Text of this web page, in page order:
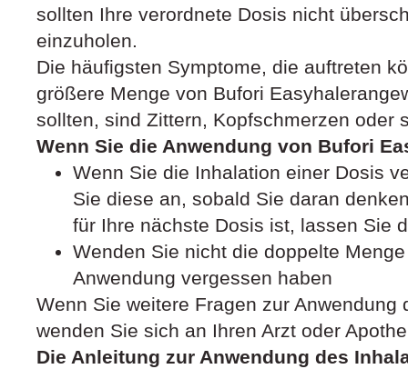
sollten Ihre verordnete Dosis nicht
einzuholen.
Die häufigsten Symptome, die auftreten
größere Menge von Bufori
sollten, sind Zittern, Kopfschmerzen oder
Wenn Sie die Anwendung von Bufori
Wenn Sie die Inhalation einer Dosis
Sie diese an, sobald Sie daran
für Ihre nächste Dosis ist, lassen Sie
Wenden Sie nicht die doppelte
Anwendung vergessen haben
Wenn Sie weitere Fragen zur Anwendung
wenden Sie sich an Ihren Arzt oder
Die Anleitung zur Anwendung des